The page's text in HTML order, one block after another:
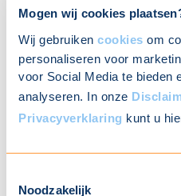
Mogen wij cookies
Wij gebruiken cookies om
personaliseren voor
voor Social Media te bieden
analyseren. In onze
Privacyverklaring kunt u
Noodzakelijk
plaats, waar medewerkers en
Mobifest in het teken van
het op haar jubileumsite en
portretten van mensen met
mobiliteit. En is vandaag de